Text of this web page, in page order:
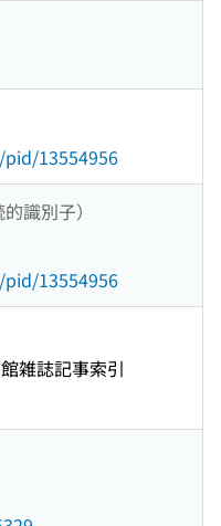
13554956
識別子）
13554956
雑誌記事索引